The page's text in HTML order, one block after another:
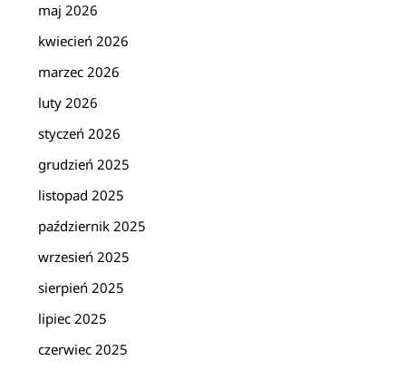
maj 2026
kwiecień 2026
marzec 2026
luty 2026
styczeń 2026
grudzień 2025
listopad 2025
październik 2025
wrzesień 2025
sierpień 2025
lipiec 2025
czerwiec 2025